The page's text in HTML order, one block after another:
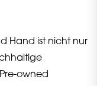
Hand ist nicht nur
owned